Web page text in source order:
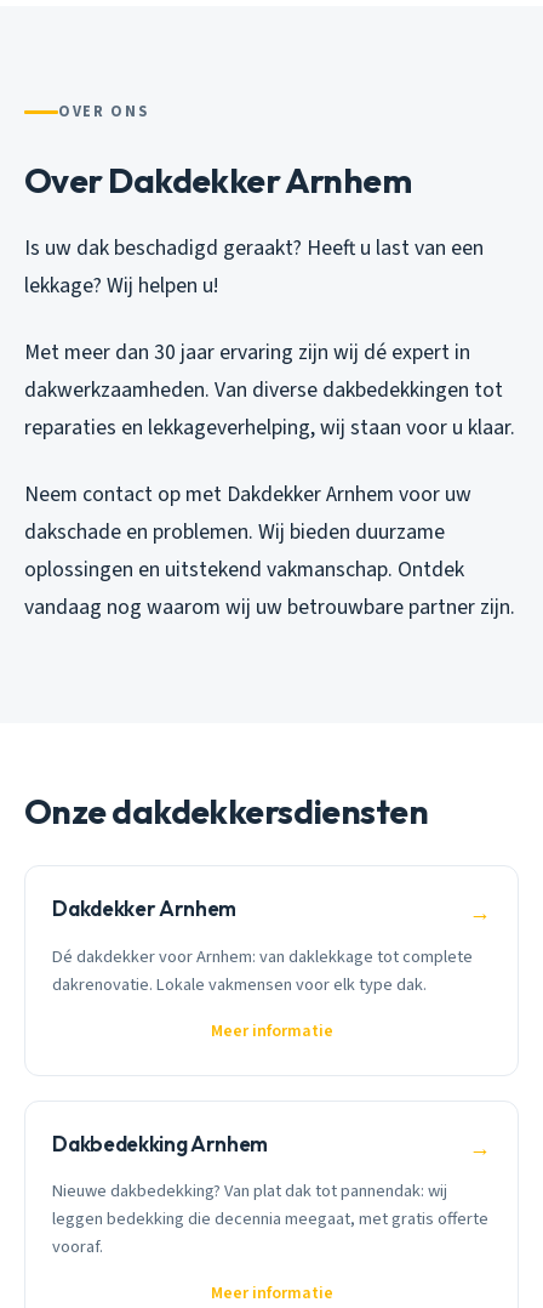
OVER ONS
Over Dakdekker Arnhem
Is uw dak beschadigd geraakt? Heeft u last van een
lekkage? Wij helpen u!
Met meer dan 30 jaar ervaring zijn wij dé expert in
dakwerkzaamheden. Van diverse dakbedekkingen tot
reparaties en lekkageverhelping, wij staan voor u klaar.
Neem contact op met Dakdekker Arnhem voor uw
dakschade en problemen. Wij bieden duurzame
oplossingen en uitstekend vakmanschap. Ontdek
vandaag nog waarom wij uw betrouwbare partner zijn.
Onze dakdekkersdiensten
Dakdekker Arnhem →
Dé dakdekker voor Arnhem: van daklekkage tot complete
dakrenovatie. Lokale vakmensen voor elk type dak.
Meer informatie
Dakbedekking Arnhem →
Nieuwe dakbedekking? Van plat dak tot pannendak: wij
leggen bedekking die decennia meegaat, met gratis offerte
vooraf.
Meer informatie